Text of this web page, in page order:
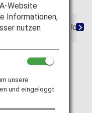
Fukuoka
und andere
Website
Informationen,
nutzen
unsere
und eingeloggt